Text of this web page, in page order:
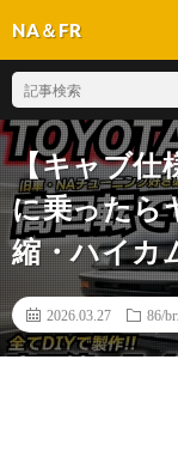
NA＆FR
【キャブ仕
に乗ったら
縮・ハイカ
2026.03.27 86/